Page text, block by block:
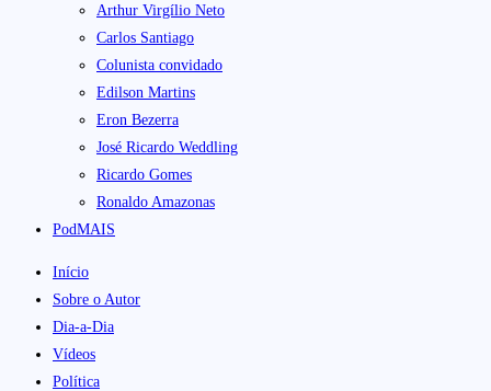
Arthur Virgílio Neto
Carlos Santiago
Colunista convidado
Edilson Martins
Eron Bezerra
José Ricardo Weddling
Ricardo Gomes
Ronaldo Amazonas
PodMAIS
Início
Sobre o Autor
Dia-a-Dia
Vídeos
Política